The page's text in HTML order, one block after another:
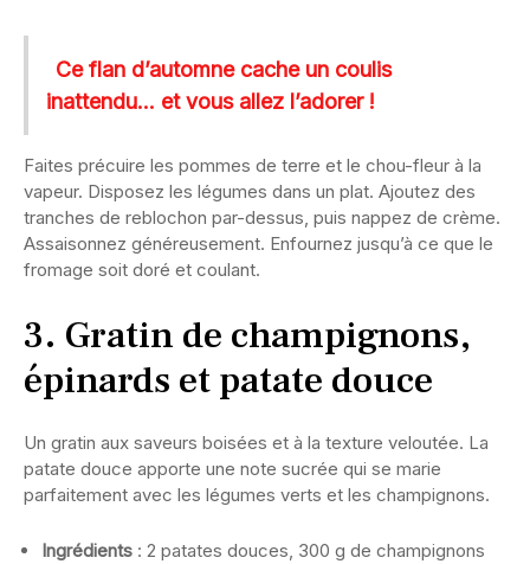
Ce flan d’automne cache un coulis
inattendu… et vous allez l’adorer !
Faites précuire les pommes de terre et le chou-fleur à la
vapeur. Disposez les légumes dans un plat. Ajoutez des
tranches de reblochon par-dessus, puis nappez de crème.
Assaisonnez généreusement. Enfournez jusqu’à ce que le
fromage soit doré et coulant.
3. Gratin de champignons,
épinards et patate douce
Un gratin aux saveurs boisées et à la texture veloutée. La
patate douce apporte une note sucrée qui se marie
parfaitement avec les légumes verts et les champignons.
Ingrédients : 2 patates douces, 300 g de champignons